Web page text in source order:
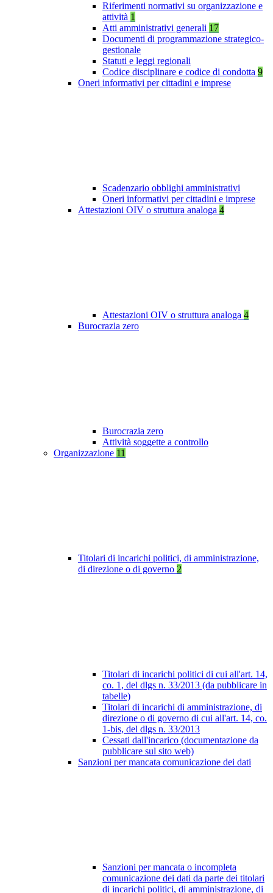
Riferimenti normativi su organizzazione e
attività 1
Atti amministrativi generali 17
Documenti di programmazione strategico-
gestionale
Statuti e leggi regionali
Codice disciplinare e codice di condotta 9
Oneri informativi per cittadini e imprese
Scadenzario obblighi amministrativi
Oneri informativi per cittadini e imprese
Attestazioni OIV o struttura analoga 4
Attestazioni OIV o struttura analoga 4
Burocrazia zero
Burocrazia zero
Attività soggette a controllo
Organizzazione 11
Titolari di incarichi politici, di amministrazione,
di direzione o di governo 2
Titolari di incarichi politici di cui all'art. 14,
co. 1, del dlgs n. 33/2013 (da pubblicare in
tabelle)
Titolari di incarichi di amministrazione, di
direzione o di governo di cui all'art. 14, co.
1-bis, del dlgs n. 33/2013
Cessati dall'incarico (documentazione da
pubblicare sul sito web)
Sanzioni per mancata comunicazione dei dati
Sanzioni per mancata o incompleta
comunicazione dei dati da parte dei titolari
di incarichi politici, di amministrazione, di